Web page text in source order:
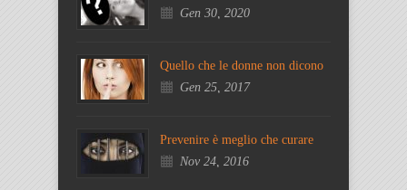
Gen 30, 2020
Quello che le donne non dicono
Gen 25, 2017
Prevenire è meglio che curare
Nov 24, 2016